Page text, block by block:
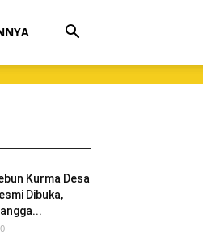
Kurma Desa
Dibuka,